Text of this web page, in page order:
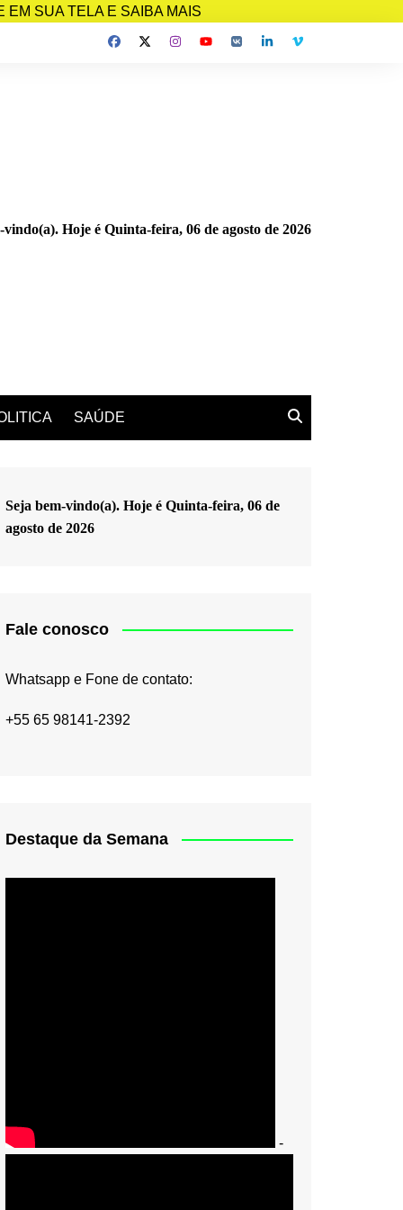
SUA TELA E SAIBA MAIS
vindo(a). Hoje é Quinta-feira, 06 de agosto de 2026
SAÚDE
Seja bem-vindo(a). Hoje é Quinta-feira, 06 de
agosto de 2026
Fale conosco
Whatsapp e Fone de contato:
+55 65 98141-2392
Destaque da Semana
-